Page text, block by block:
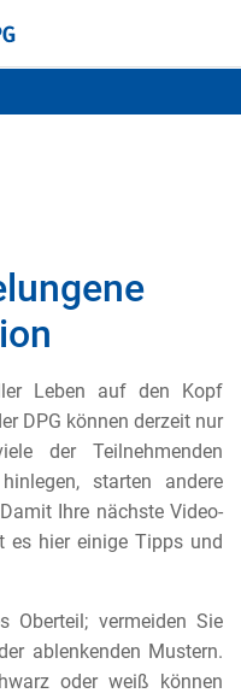
Leben auf den Kopf
DPG können derzeit nur
der Teilnehmenden
starten andere
Ihre nächste Video-
es hier einige Tipps und
Oberteil; vermeiden Sie
ablenkenden Mustern.
oder weiß können